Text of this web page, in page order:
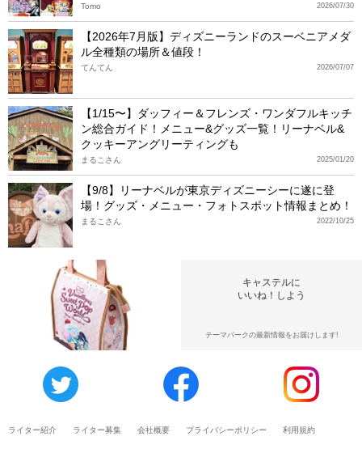
2026/07/30
Tomo
【2026年7月版】ディズニーランドのスーベニアメダ
ル全種類の場所＆値段！
2026/07/07
てんてん
【1/15〜】ダッフィー＆フレンズ・ワンダフルキッチ
ン総合ガイド！メニュー&グッズ一覧！リーナベル&
クッキーアングリーティングも
2025/01/20
まるこさん
【9/8】リーナベルが東京ディズニーシーに遂に登
場！グッズ・メニュー・フォトスポット情報まとめ！
2022/10/25
まるこさん
キャステルに
いいね！しよう
テーマパークの最新情報をお届けします!
ライター紹介 ライター募集 会社概要 プライバシーポリシー 利用規約